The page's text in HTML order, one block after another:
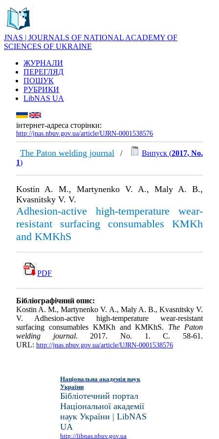
JNAS | JOURNALS OF NATIONAL ACADEMY OF
SCIENCES OF UKRAINE
ЖУРНАЛИ
ПЕРЕГЛЯД
ПОШУК
РУБРИКИ
LibNAS UA
інтернет-адреса сторінки:
http://jnas.nbuv.gov.ua/article/UJRN-0001538576
The Paton welding journal / Випуск (2017, No.
1)
Kostin A. M., Martynenko V. A., Maly A. B.,
Kvasnitsky V. V.
Adhesion-active high-temperature wear-
resistant surfacing consumables KMKh
and KMKhS
PDF
Бібліографічний опис:
Kostin A. M., Martynenko V. A., Maly A. B., Kvasnitsky V.
V. Adhesion-active high-temperature wear-resistant
surfacing consumables KMKh and KMKhS. The Paton
welding journal. 2017. No. 1. С. 58-61.
URL: http://jnas.nbuv.gov.ua/article/UJRN-0001538576
Національна академія наук
України
Бібліотечний портал
Національної академії
наук України | LibNAS
UA
http://libnas.nbuv.gov.ua